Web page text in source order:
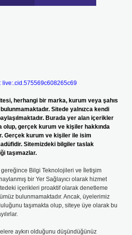
live:.cid.575569c608265c69
herhangi bir marka, kurum veya şahıs
Sitede yalnızca kendi
Burada yer alan içerikler
olup, gerçek kurum ve kişiler hakkında
Gerçek kurum ve kişiler ile isim
Sitemizdeki bilgiler taslak
taşımazlar.
gereğince Bilgi Teknolojileri ve İletişim
bir Yer Sağlayıcı olarak hizmet
içerikleri proaktif olarak denetleme
bulunmamaktadır. Ancak, üyelerimiz
taşımakta olup, siteye üye olarak bu
aykırı olduğunu düşündüğünüz